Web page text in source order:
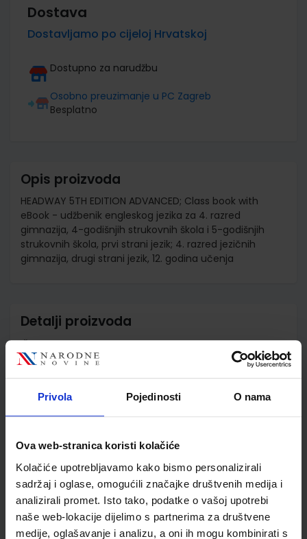
Privola Pojedinosti O nama
Ova web-stranica koristi kolačiće
Kolačiće upotrebljavamo kako bismo personalizirali
sadržaj i oglase, omogućili značajke društvenih medija i
analizirali promet. Isto tako, podatke o vašoj upotrebi
naše web-lokacije dijelimo s partnerima za društvene
medije, oglašavanje i analizu, a oni ih mogu kombinirati s
Dostava
Dostavljamo po cijeloj Hrvatskoj
Dostupno za narudžbu
Osobno preuzimanje u PC Zagreb
Besplatno
Opis proizvoda
HEADWAY 5TH EDITION ADVANCED; Class book with
eBook - udžbenik engleskog jezika za 4. razred
gimnazija, 4-godišnjih strukovnih škola i 5-godišnjih
strukovnih škola, prvi strani jezik; 4. razred jezičnih
gimnazija, drugi strani jezik, 12. godina učenja
Detalji proizvoda
Šifra proizvoda
569224
Jedinična mjera
Nakladnik
PROFIL KLETT d.o.o.
Autor
Liz Soars John Soars Paul
Vrsta školske knjige
UDŽBENIK
Vrsta škole
4 GIMNAZIJA+STRUKOVN
Nastavni predmet
ENGLESKI JEZIK
Reg br min
7423